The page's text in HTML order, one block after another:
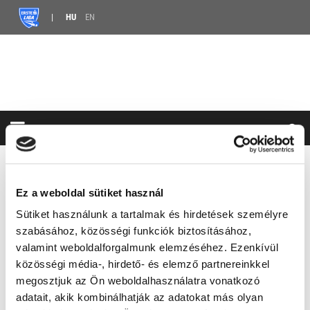
Ez a weboldal sütiket használ
Sütiket használunk a tartalmak és hirdetések személyre
szabásához, közösségi funkciók biztosításához,
valamint weboldalforgalmunk elemzéséhez. Ezenkívül
közösségi média-, hirdető- és elemző partnereinkkel
megosztjuk az Ön weboldalhasználatra vonatkozó
adatait, akik kombinálhatják az adatokat más olyan
HU EN
HÍREK ERSTE LIGA NAGY GERGŐ A BJAHC-BAN
NAGY GERGŐ A BJAHC-BAN
2024.07.12. 09:00 |2 YEARS AGO
MEGOSZTÁS
A Fradi korábbi csapatkapitánya hat évet követően